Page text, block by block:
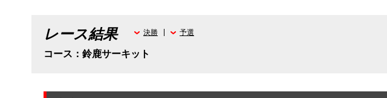
レース結果
コース：鈴鹿サーキット
決勝 予選